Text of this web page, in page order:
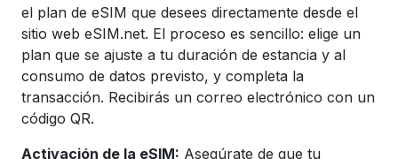
el plan de eSIM que desees directamente desde el
sitio web eSIM.net. El proceso es sencillo: elige un
plan que se ajuste a tu duración de estancia y al
consumo de datos previsto, y completa la
transacción. Recibirás un correo electrónico con un
código QR.
Activación de la eSIM: Asegúrate de que tu